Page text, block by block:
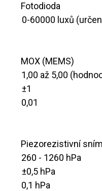
​​Fotodioda
​​​0-60000 luxů
​​MOX (MEMS)
​​​1,00 až 5,00
​​​±1
​​​0,01
​Piezorezistivní
260 - 1260 hPa
​​​±0,5 hPa
0,1 hPa